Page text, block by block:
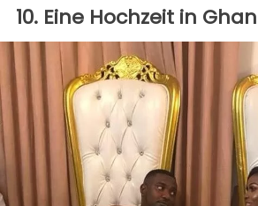
10. Eine Hochzeit in